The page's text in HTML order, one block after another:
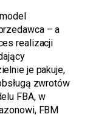
– a
realizacji
je pakuje,
zwrotów
FBA, w
FBM